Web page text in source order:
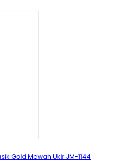
Gold Mewah Ukir JM-1144